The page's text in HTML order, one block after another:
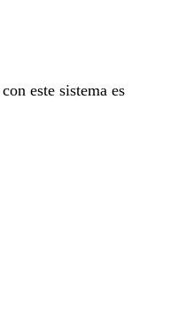
este sistema es